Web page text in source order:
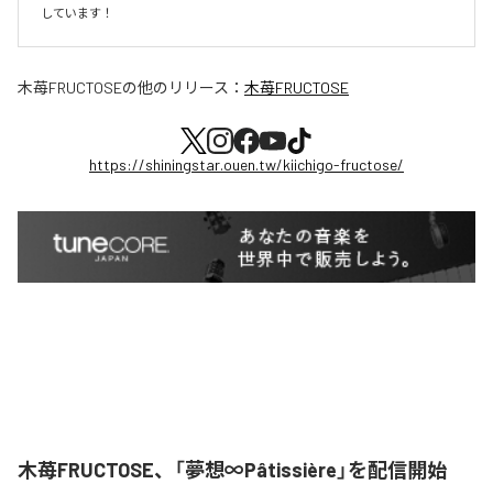
しています！
木苺FRUCTOSEの他のリリース： 木苺FRUCTOSE
https://shiningstar.ouen.tw/kiichigo-fructose/
木苺FRUCTOSE、「夢想∞Pâtissière」を配信開始